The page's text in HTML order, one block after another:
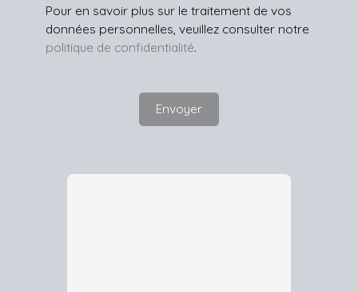
Pour en savoir plus sur le traitement de vos
données personnelles, veuillez consulter notre
politique de confidentialité.
Envoyer